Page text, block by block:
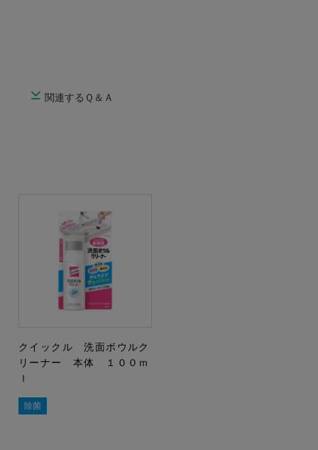
関連するＱ＆Ａ
クイックル 洗面ボウルク
リーナー 本体 １００ｍ
ｌ
除菌